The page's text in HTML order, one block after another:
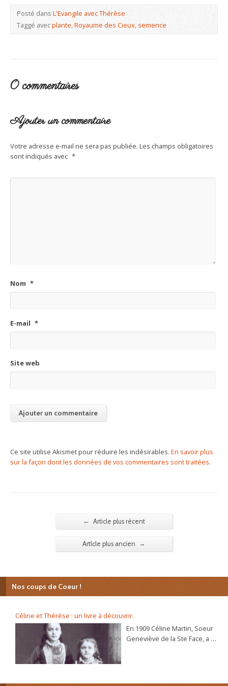
Posté dansL'Evangile avec Thérèse
Taggé avecplante,Royaume des Cieux, semence
0 commentaires
Ajouter un commentaire
Votre adresse e-mail ne sera pas publiée. Les champs obligatoires
sont indiqués avec *
Nom *
E-mail *
Site web
Ce site utilise Akismet pour réduire les indésirables. En savoir plus
sur la façon dont les données de vos commentaires sont traitées.
← Article plus récent
Artlcle plus ancien →
Nos coups de Coeur !
Céline et Thérèse : un livre à découvrir.
En 1909 Céline Martin, Soeur
Geneviève de la Ste Face, a 40